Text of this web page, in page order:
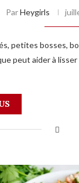
ParHeygirls
petites bosses,
peut aider à